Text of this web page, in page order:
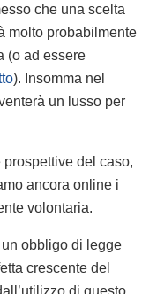
che una scelta
molto probabilmente
(o ad essere
). Insomma nel
un lusso per
del caso,
ancora online i
volontaria.
obbligo di legge
crescente del
di questo